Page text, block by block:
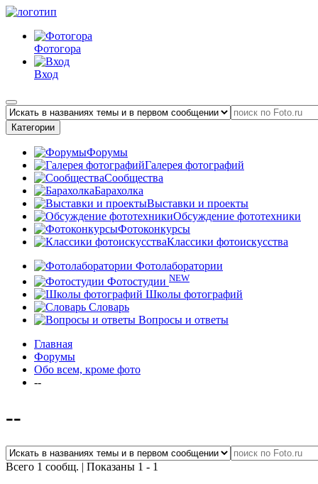
Фотогора
Вход
Категории
Форумы
Галерея фотографий
Сообщества
Барахолка
Выставки и проекты
Обсуждение фототехники
Фотоконкурсы
Классики фотоискусства
Фотолаборатории
Фотостудии NEW
Школы фотографий
Словарь
Вопросы и ответы
Главная
Форумы
Обо всем, кроме фото
--
--
Всего 1 сообщ. | Показаны 1 - 1